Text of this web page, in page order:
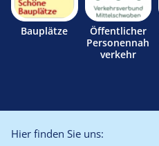
Bauplätze
Öffentlicher
Personennah
verkehr
Hier finden Sie uns: